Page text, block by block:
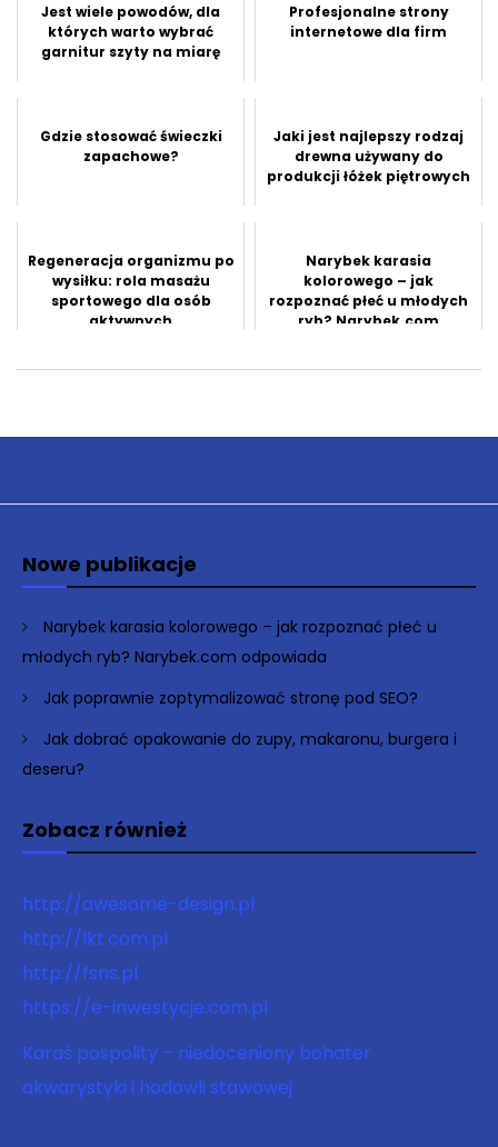
Jest wiele powodów, dla
których warto wybrać
garnitur szyty na miarę
Profesjonalne strony
internetowe dla firm
Gdzie stosować świeczki
zapachowe?
Jaki jest najlepszy rodzaj
drewna używany do
produkcji łóżek piętrowych
Regeneracja organizmu po
wysiłku: rola masażu
sportowego dla osób
aktywnych
Narybek karasia
kolorowego – jak
rozpoznać płeć u młodych
ryb? Narybek.com
Nowe publikacje
Narybek karasia kolorowego – jak rozpoznać płeć u
młodych ryb? Narybek.com odpowiada
Jak poprawnie zoptymalizować stronę pod SEO?
Jak dobrać opakowanie do zupy, makaronu, burgera i
deseru?
Zobacz również
http://awesome-design.pl
http://lkt.com.pl
http://fsns.pl
https://e-inwestycje.com.pl
Karaś pospolity – niedoceniony bohater
akwarystyki i hodowli stawowej